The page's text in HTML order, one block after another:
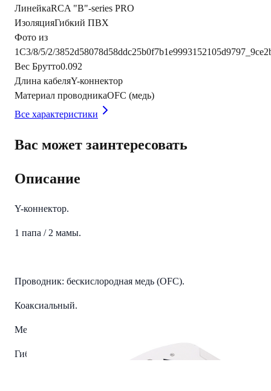
ЛинейкаRCA "B"-series PRO
ИзоляцияГибкий ПВХ
Фото из
1С3/8/5/2/
Вес Брутто0.092
Длина кабеляY-коннектор
Материал проводникаOFC (медь)
Все характеристики
Вас может заинтересовать
Описание
Y-коннектор.
1 папа / 2 мамы.
Проводник: бескислородная медь (OFC).
Коаксиальный.
Металлические никелированные разборные RCA
Гибкая ПВХ-изоляция красного цвета.